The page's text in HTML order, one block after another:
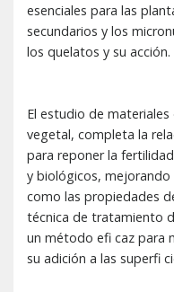
esenciales para las
secundarios y los
los quelatos y su acción.
El estudio de
vegetal, completa la
para reponer la
y biológicos,
como las propiedades
técnica de tratamiento
un método efi caz para
su adición a las superfi